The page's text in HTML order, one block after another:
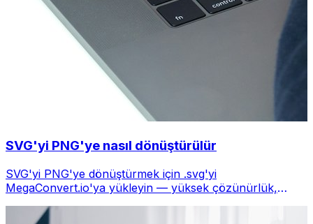
SVG'yi PNG'ye nasıl dönüştürülür
SVG'yi PNG'ye dönüştürmek için .svg'yi
MegaConvert.io'ya yükleyin — yüksek çözünürlük,